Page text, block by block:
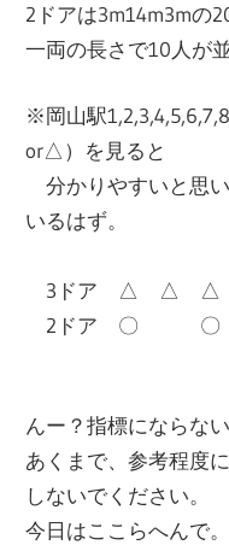
2ドアは3m14m3mの
一両の長さで10人が
※岡山駅
or△）を見ると
分かりやすいと思
いるはず。
3ドア △ △
2ドア 〇
んー？指標にならな
あくまで、参考程度
しないでください。
今日はここらへんで。